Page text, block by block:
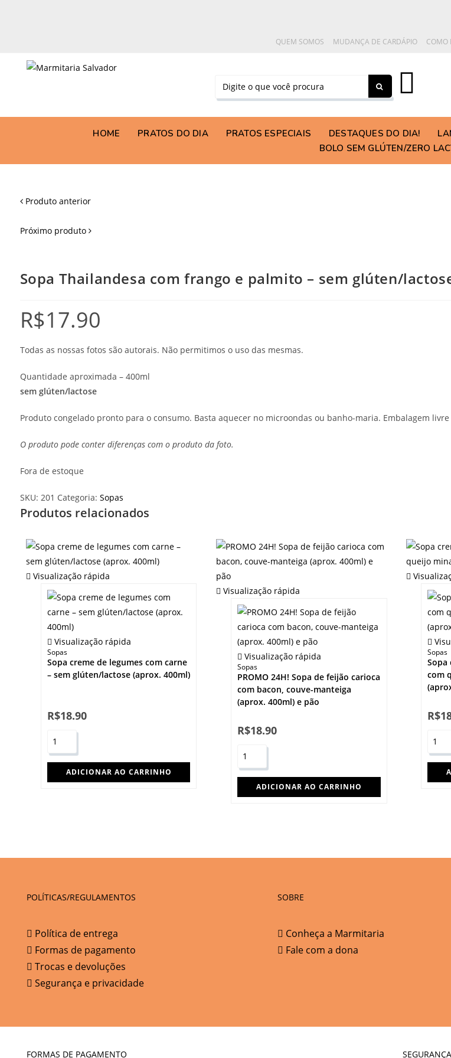
QUEM SOMOS MUDANÇA DE CARDÁPIO COMO
HOME PRATOS DO DIA PRATOS ESPECIAIS DESTAQUES DO DIA!
BOLO SEM GLÚTEN/ZERO
Produto anterior
Próximo produto
Sopa Thailandesa com frango e palmito – sem glúten/
R$17.90
Todas as nossas fotos são autorais. Não permitimos o uso das mesmas.
Quantidade aproximada – 400ml
sem glúten/lactose
Produto congelado pronto para o consumo. Basta aquecer no microondas ou banho-maria. Embalagem
O produto pode conter diferenças com o produto da foto.
Fora de estoque
SKU: 201 Categoria: Sopas
Produtos relacionados
Visualização rápida
Visualização rápida
Sopas
Sopa creme de legumes com carne
– sem glúten/lactose (aprox. 400ml)
R$18.90
ADICIONAR AO CARRINHO
Visualização rápida
Visualização rápida
Sopas
PROMO 24H! Sopa de feijão carioca
com bacon, couve-manteiga
(aprox. 400ml) e pão
R$18.90
ADICIONAR AO CARRINHO
Sopas
Sopa
com
R$
POLÍTICAS/REGULAMENTOS
Política de entrega
Formas de pagamento
Trocas e devoluções
Segurança e privacidade
SOBRE
Conheça a Marmitaria
Fale com a dona
FORMAS DE PAGAMENTO SEGURANÇA